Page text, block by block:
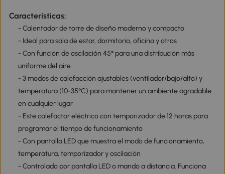
Características:
- Calentador de torre de diseño moderno y compacto
- Ideal para sala de estar, dormitorio, oficina y otros
- Con función de oscilación 45° para una distribución más
uniforme del aire
- 3 modos de calefacción ajustables (ventilador/bajo/alto) y
temperatura (10-35°C) para mantener un ambiente agradable
en cualquier lugar
- Este calefactor eléctrico con temporizador de 12 horas para
programar el tiempo de funcionamiento
- Con pantalla LED que muestra el modo de funcionamiento,
temperatura, temporizador y oscilación
- Controlado por pantalla LED o mando a distancia. Funciona